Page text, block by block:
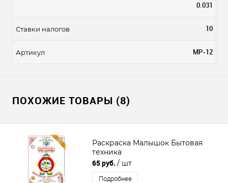
0.031
Ставки налогов 10
Артикул МР-12
ПОХОЖИЕ ТОВАРЫ (8)
Раскраска Малышок Бытовая
техника
65 руб. / шт
Подробнее